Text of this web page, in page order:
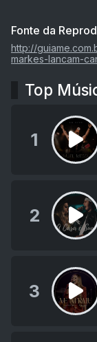
Fonte da
http://
markes-lancam-
Top
1
2
3